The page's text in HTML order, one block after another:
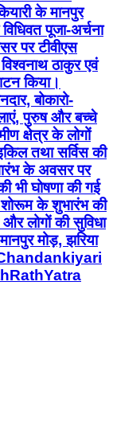
के मानपुर
पूजा-अर्चना
पर टीवीएस
ठाकुर एवं
किया।
बोकारो-
पुरुष और बच्चे
क्षेत्र के लोगों
तथा सर्विस की
के अवसर पर
भी घोषणा की गई
के शुभारंभ की
लोगों की सुविधा
मोड़, झरिया